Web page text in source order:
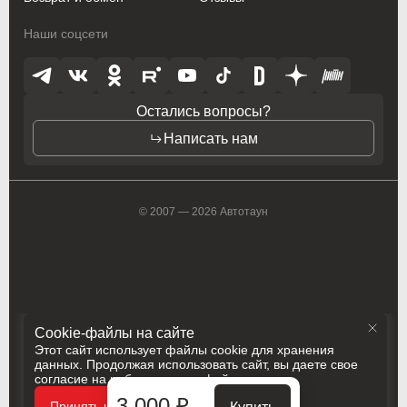
Cookie-файлы на сайте
Этот сайт использует файлы cookie для хранения
данных. Продолжая использовать сайт, вы даете свое
согласие на работу с этими файлами
Наши соцсети
Остались вопросы?
Написать нам
© 2007 — 2026 Автотаун
Opel
Opel (PSA)
Peugeot
Peugeot PSA
Pontiac
Porsche
Rolls-Royce
Saab
Opel
Opel (PSA)
Peugeot
Peugeot PSA
Pontiac
Porsche
Rolls-Royce
Saab